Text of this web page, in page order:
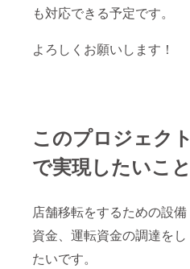
も対応できる予定です。
よろしくお願いします！
このプロジェクト
で実現したいこと
店舗移転をするための設備
資金、運転資金の調達をし
たいです。